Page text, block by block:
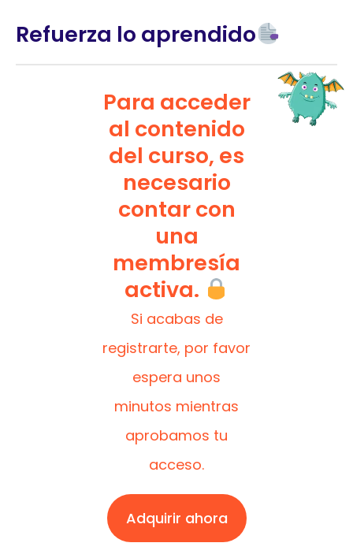
Refuerza lo aprendido
Para acceder
al contenido
del curso, es
necesario
contar con
una
membresía
activa.
Si acabas de
registrarte, por favor
espera unos
minutos mientras
aprobamos tu
acceso.
Adquirir ahora